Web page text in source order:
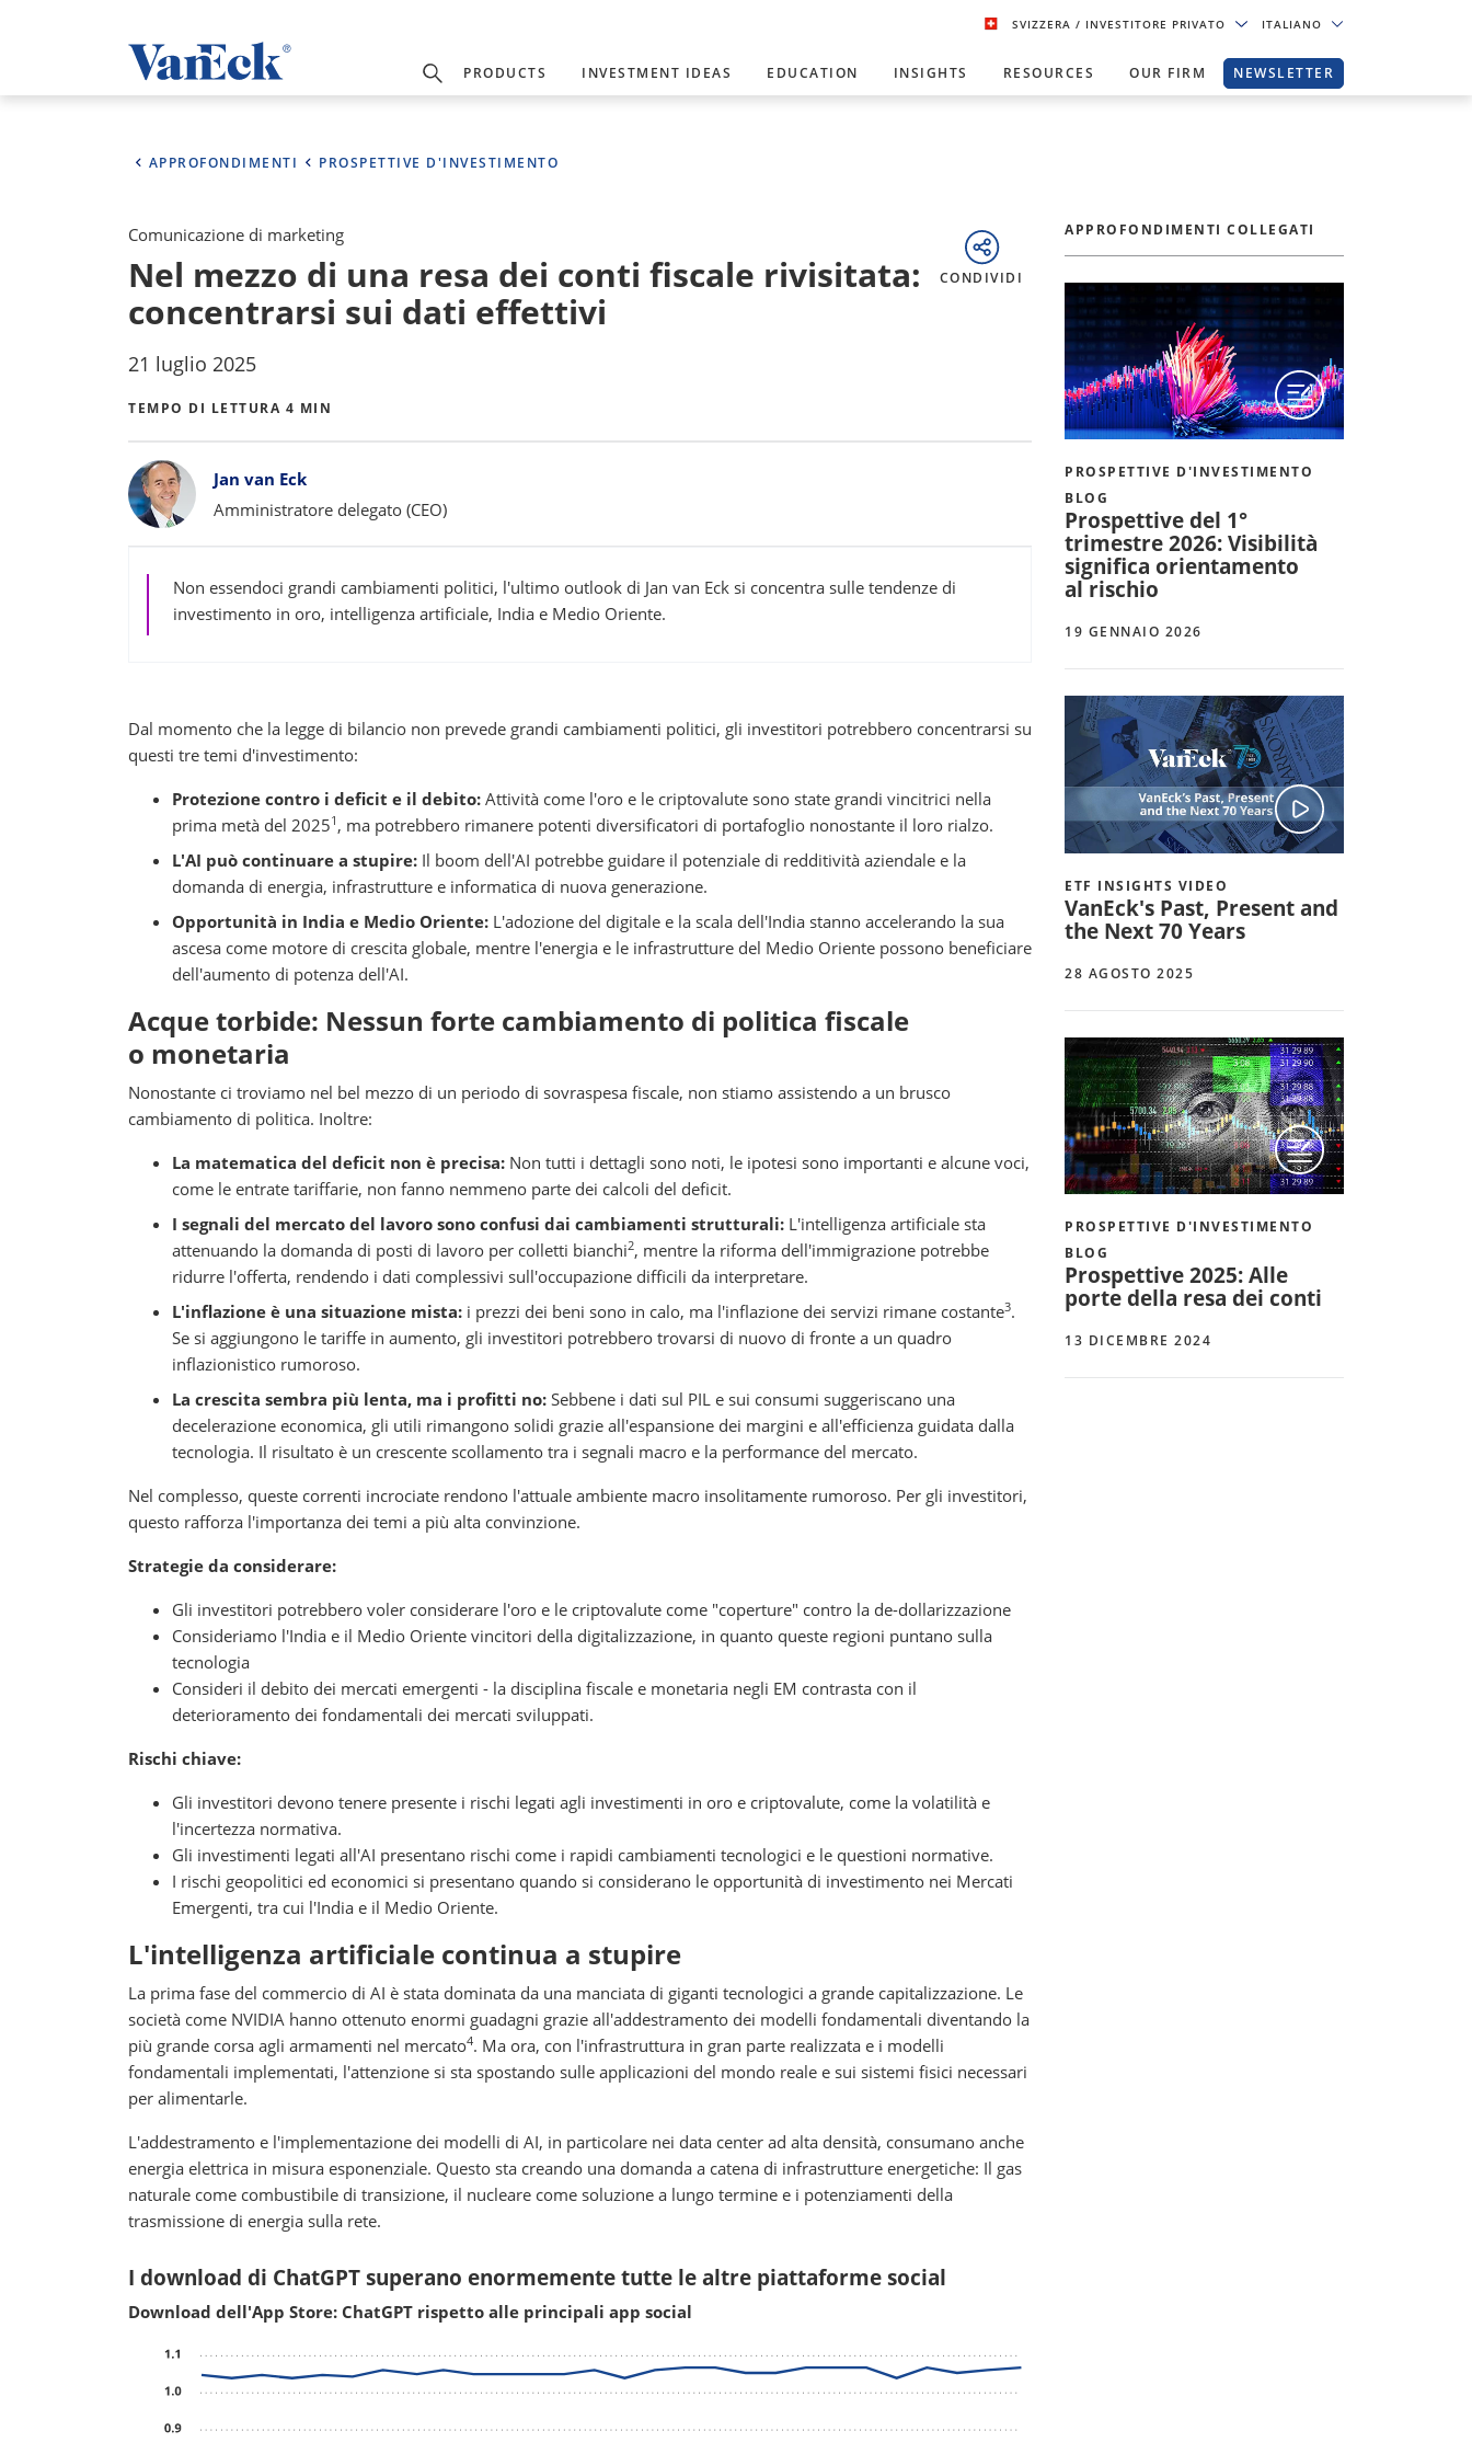
SVIZZERA/ INVESTITORE PRIVATO ITALIANO
PRODUCTS INVESTMENT IDEAS EDUCATION INSIGHTS RESOURCES OUR FIRM NEWSLETTER
APPROFONDIMENTI PROSPETTIVE D'INVESTIMENTO
Comunicazione di marketing
Nel mezzo di una resa dei conti fiscale rivisitata:
concentrarsi sui dati effettivi
21 luglio 2025
TEMPO DI LETTURA 4 MIN
CONDIVIDI
BylinesJan van Eck
Amministratore delegato (CEO)
Non essendoci grandi cambiamenti politici, l'ultimo outlook di Jan van Eck si concentra sulle tendenze di
investimento in oro, intelligenza artificiale, India e Medio Oriente.
Dal momento che la legge di bilancio non prevede grandi cambiamenti politici, gli investitori potrebbero concentrarsi su
questi tre temi d'investimento:
Protezione contro i deficit e il debito: Attività come l'oro e le criptovalute sono state grandi vincitrici nella
prima metà del 20251 , ma potrebbero rimanere potenti diversificatori di portafoglio nonostante il loro rialzo.
L'AI può continuare a stupire: Il boom dell'AI potrebbe guidare il potenziale di redditività aziendale e la
domanda di energia, infrastrutture e informatica di nuova generazione.
Opportunità in India e Medio Oriente: L'adozione del digitale e la scala dell'India stanno accelerando la sua
ascesa come motore di crescita globale, mentre l'energia e le infrastrutture del Medio Oriente possono beneficiare
dell'aumento di potenza dell'AI.
Acque torbide: Nessun forte cambiamento di politica fiscale
o monetaria
Nonostante ci troviamo nel bel mezzo di un periodo di sovraspesa fiscale, non stiamo assistendo a un brusco
cambiamento di politica. Inoltre:
La matematica del deficit non è precisa: Non tutti i dettagli sono noti, le ipotesi sono importanti e alcune voci,
come le entrate tariffarie, non fanno nemmeno parte dei calcoli del deficit.
I segnali del mercato del lavoro sono confusi dai cambiamenti strutturali: L'intelligenza artificiale sta
attenuando la domanda di posti di lavoro per colletti bianchi2, mentre la riforma dell'immigrazione potrebbe
ridurre l'offerta, rendendo i dati complessivi sull'occupazione difficili da interpretare.
L'inflazione è una situazione mista: i prezzi dei beni sono in calo, ma l'inflazione dei servizi rimane costante3.
Se si aggiungono le tariffe in aumento, gli investitori potrebbero trovarsi di nuovo di fronte a un quadro
inflazionistico rumoroso.
La crescita sembra più lenta, ma i profitti no: Sebbene i dati sul PIL e sui consumi suggeriscano una
decelerazione economica, gli utili rimangono solidi grazie all'espansione dei margini e all'efficienza guidata dalla
tecnologia. Il risultato è un crescente scollamento tra i segnali macro e la performance del mercato.
Nel complesso, queste correnti incrociate rendono l'attuale ambiente macro insolitamente rumoroso. Per gli investitori,
questo rafforza l'importanza dei temi a più alta convinzione.
Strategie da considerare:
Gli investitori potrebbero voler considerare l'oro e le criptovalute come "coperture" contro la de-dollarizzazione
Consideriamo l'India e il Medio Oriente vincitori della digitalizzazione, in quanto queste regioni puntano sulla
tecnologia
Consideri il debito dei mercati emergenti - la disciplina fiscale e monetaria negli EM contrasta con il
deterioramento dei fondamentali dei mercati sviluppati.
Rischi chiave:
Gli investitori devono tenere presente i rischi legati agli investimenti in oro e criptovalute, come la volatilità e
l'incertezza normativa.
Gli investimenti legati all'AI presentano rischi come i rapidi cambiamenti tecnologici e le questioni normative.
I rischi geopolitici ed economici si presentano quando si considerano le opportunità di investimento nei Mercati
Emergenti, tra cui l'India e il Medio Oriente.
L'intelligenza artificiale continua a stupire
La prima fase del commercio di AI è stata dominata da una manciata di giganti tecnologici a grande capitalizzazione. Le
società come NVIDIA hanno ottenuto enormi guadagni grazie all'addestramento dei modelli fondamentali diventando la
più grande corsa agli armamenti nel mercato4. Ma ora, con l'infrastruttura in gran parte realizzata e i modelli
fondamentali implementati, l'attenzione si sta spostando sulle applicazioni del mondo reale e sui sistemi fisici necessari
per alimentarle.
L'addestramento e l'implementazione dei modelli di AI, in particolare nei data center ad alta densità, consumano anche
energia elettrica in misura esponenziale. Questo sta creando una domanda a catena di infrastrutture energetiche: Il gas
naturale come combustibile di transizione, il nucleare come soluzione a lungo termine e i potenziamenti della
trasmissione di energia sulla rete.
I download di ChatGPT superano enormemente tutte le altre piattaforme social
Download dell'App Store: ChatGPT rispetto alle principali app social
APPROFONDIMENTI COLLEGATI
PROSPETTIVE D'INVESTIMENTO
BLOG
Prospettive del 1°
trimestre 2026: Visibilità
significa orientamento
al rischio
19 GENNAIO 2026
ETF INSIGHTS VIDEO
VanEck's Past, Present and
the Next 70 Years
28 AGOSTO 2025
PROSPETTIVE D'INVESTIMENTO
BLOG
Prospettive 2025: Alle
porte della resa dei conti
13 DICEMBRE 2024